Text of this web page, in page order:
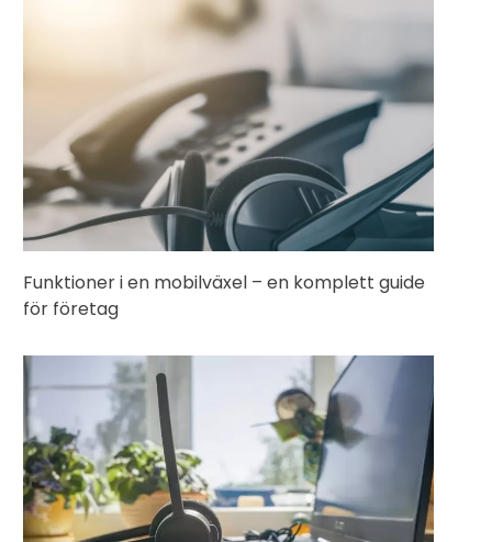
Funktioner i en mobilväxel – en komplett guide
för företag